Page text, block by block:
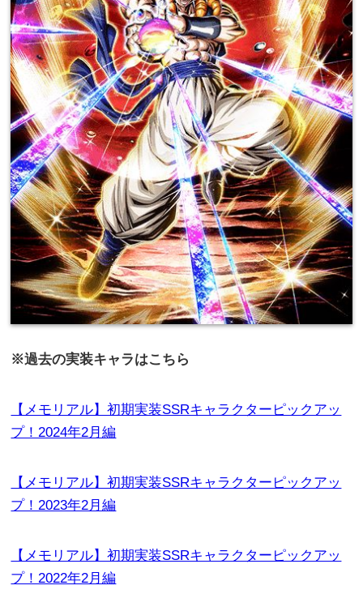
※過去の実装キャラはこちら
【メモリアル】初期実装SSRキャラクターピックアッ
プ！2024年2月編
【メモリアル】初期実装SSRキャラクターピックアッ
プ！2023年2月編
【メモリアル】初期実装SSRキャラクターピックアッ
プ！2022年2月編